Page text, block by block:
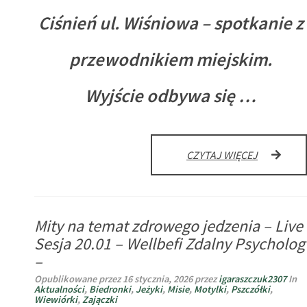
Ciśnień ul. Wiśniowa – spotkanie z
przewodnikiem miejskim.
Wyjście odbywa się …
CZYTAJ WIĘCEJSPACER
Mity na temat zdrowego jedzenia – Live
Sesja 20.01 – Wellbefi Zdalny Psycholog
–
Opublikowane przez16 stycznia, 2026 przezigaraszczuk2307In
Aktualności, Biedronki, Jeżyki, Misie, Motylki, Pszczółki,
Wiewiórki,Zajączki